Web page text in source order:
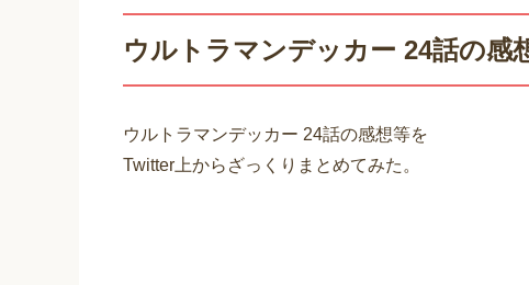
ウルトラマンデッカー 24話の感
ウルトラマンデッカー 24話の感想等を
Twitter上からざっくりまとめてみた。